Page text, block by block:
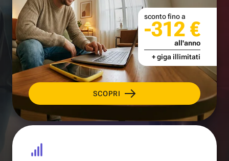
SCOPRI
sconto fino a
-312 €
all'anno
+ giga illimitati